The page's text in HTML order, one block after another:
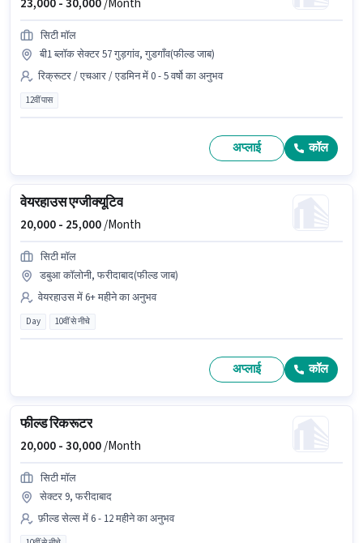
23,000 -30,000/Month
सिटी मॉल
बी1 ब्लॉक सेक्टर 57 गुड़गांव, गुडगाँव(फील्ड जाब)
रिक्रूटर / एचआर / एडमिन में 0 - 5 वर्षो का अनुभव
12वीं पास
अप्लाई कॉल
वेयरहाउस एग्जीक्यूटिव
20,000 - 25,000/Month
सिटी मॉल
डबुआ कॉलोनी, फरीदाबाद(फील्ड जाब)
वेयरहाउस में 6+ महीने का अनुभव
Day 10वीं से नीचे
अप्लाई कॉल
फील्ड रिकरूटर
20,000 -30,000/Month
सिटी मॉल
सेक्टर 9, फरीदाबाद
फ़ील्ड सेल्स में 6 - 12 महीने का अनुभव